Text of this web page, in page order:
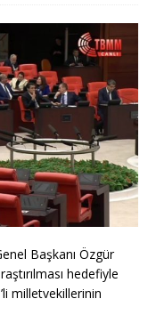
Başkanı Özgür
hedefiyle
milletvekillerinin